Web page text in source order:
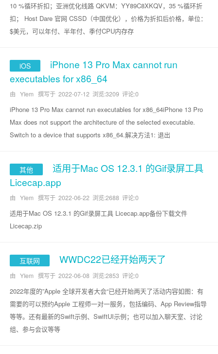
10 %循环折扣；亚洲优化线路 QKVM：YY89C8XKQV，35 %循环折
扣； Host Dare 官网 CSSD（中国优化），价格为折扣后价格，单位：
$美元，可以年付、半年付、季付CPU内存存
iOS
iPhone 13 Pro Max cannot run
executables for x86_64
由 YIem 撰写于 2022-07-12 浏览:3209 评论:0
iPhone 13 Pro Max cannot run executables for x86_64iPhone 13 Pro
Max does not support the architecture of the selected executable.
Switch to a device that supports x86_64.解决方法1: 退出
其他
适用于Mac OS 12.3.1 的Gif录屏工具
Licecap.app
由 YIem 撰写于 2022-06-22 浏览:2688 评论:0
适用于Mac OS 12.3.1 的Gif录屏工具 Licecap.app备份下载文件
Licecap.zip
互联网 WWDC22已经开始两天了
由 YIem 撰写于 2022-06-08 浏览:2853 评论:0
2022年度的”Apple 全球开发者大会“已经开始两天了活动内容如图：有
需要的可以预约Apple 工程师一对一服务，包括编码、App Review指导
等等。还有最新的Swift示例、SwiftUI示例；也可以加入聊天室、讨论
组、参与会议等等